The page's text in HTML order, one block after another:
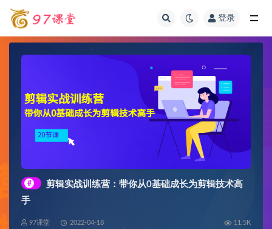
登录
#
剪辑实战训练营：带你从0基础成长为剪辑技术高
手
97课堂 2022-04-18 11.5K